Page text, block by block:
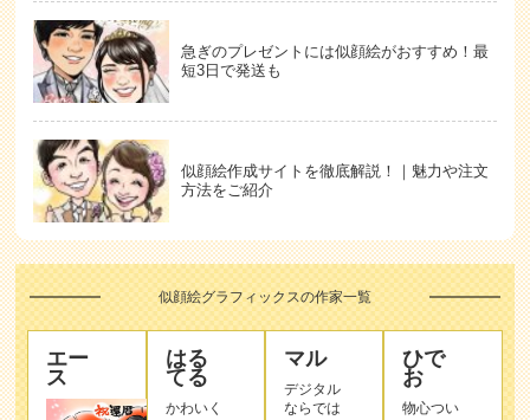
急ぎのプレゼントには似顔絵がおすすめ！最
短3日で発送も
似顔絵作成サイトを徹底解説！｜魅力や注文
方法をご紹介
似顔絵グラフィックスの作家一覧
エー
ス
はる
てる
かわいく
マル
デジタル
ならでは
ひで
お
物心つい